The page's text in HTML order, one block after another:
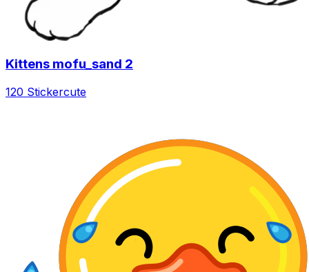
Kittens mofu_sand 2
120 Stickercute